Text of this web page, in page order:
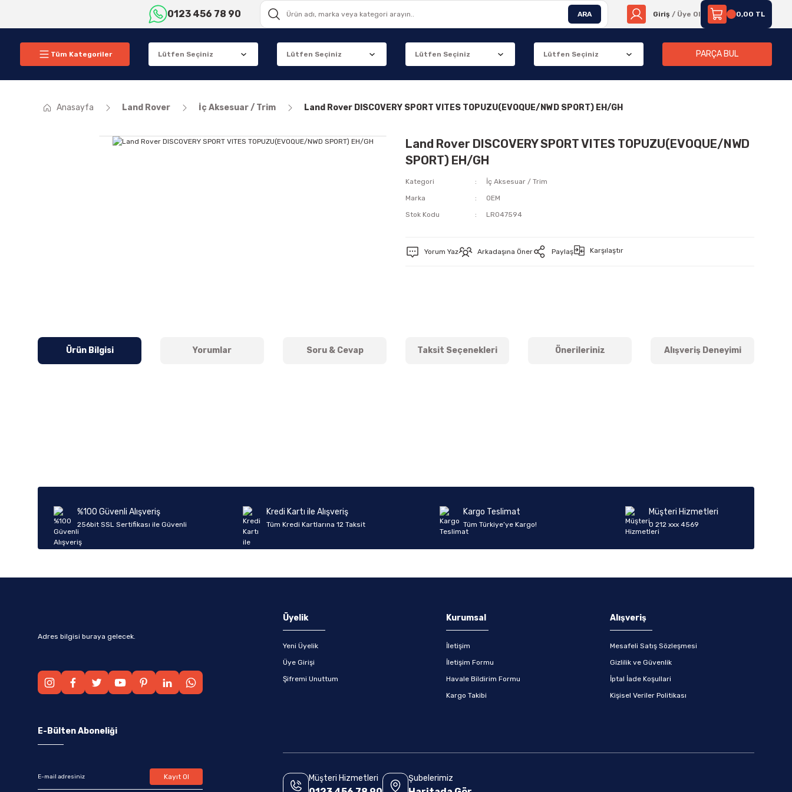
0123 456 78 90 ARA Giriş / Üye Ol 0,00 TL
Tüm Kategoriler PARÇA BUL
Anasayfa Land Rover İç Aksesuar / Trim Land Rover DISCOVERY SPORT VITES TOPUZU(EVOQUE/NWD SPORT) EH/GH
Land Rover DISCOVERY SPORT VITES TOPUZU(EVOQUE/NWD
SPORT) EH/GH
Kategori
İç Aksesuar / Trim
Marka
OEM
Stok Kodu
LR047594
Yorum Yaz Arkadaşına Öner Paylaş Karşılaştır
Ürün Bilgisi Yorumlar Soru & Cevap Taksit Seçenekleri Önerileriniz Alışveriş Deneyimi
Ürün fiyatı diğer sitelerden daha pahalı.
Bu ürüne benzer farklı alternatifler olmalı.
%100 Güvenli Alışveriş
256bit SSL Sertifikası ile Güvenli
Kredi Kartı ile Alışveriş
Tüm Kredi Kartlarına 12 Taksit
Kargo Teslimat
Tüm Türkiye’ye Kargo!
Müşteri Hizmetleri
0 212 xxx 4569
Adres bilgisi buraya gelecek.
Üyelik
Yeni Üyelik
Üye Girişi
Şifremi Unuttum
Kurumsal
İletişim
İletişim Formu
Havale Bildirim Formu
Kargo Takibi
Alışveriş
Mesafeli Satış Sözleşmesi
Gizlilik ve Güvenlik
İptal İade Koşullari
Kişisel Veriler Politikası
E-Bülten Aboneliği
Kayıt Ol Müşteri Hizmetleri Şubelerimiz